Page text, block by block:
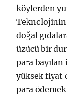
köylerden
Teknolojinin
doğal
üzücü bir
para bayılan
yüksek fiyat
para